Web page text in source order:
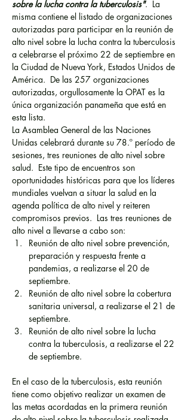
sobre la lucha contra la tuberculosis".  La
misma contiene el listado de organizaciones
autorizadas para participar en la reunión de
alto nivel sobre la lucha contra la tuberculosis
a celebrarse el próximo 22 de septiembre en
la Ciudad de Nueva York, Estados Unidos de
América.  De las 257 organizaciones
autorizadas, orgullosamente la OPAT es la
única organización panameña que está en
esta lista.
La Asamblea General de las Naciones
Unidas celebrará durante su 78.º período de
sesiones, tres reuniones de alto nivel sobre
salud.  Este tipo de encuentros son
oportunidades históricas para que los líderes
mundiales vuelvan a situar la salud en la
agenda política de alto nivel y reiteren
compromisos previos.  Las tres reuniones de
alto nivel a llevarse a cabo son:
Reunión de alto nivel sobre prevención,
preparación y respuesta frente a
pandemias, a realizarse el 20 de
septiembre.
Reunión de alto nivel sobre la cobertura
sanitaria universal, a realizarse el 21 de
septiembre.
Reunión de alto nivel sobre la lucha
contra la tuberculosis, a realizarse el 22
de septiembre.
En el caso de la tuberculosis, esta reunión
tiene como objetivo realizar un examen de
las metas acordadas en la primera reunión